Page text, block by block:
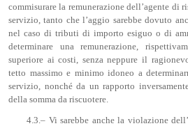
commisurare la remunerazione dell’agente di
servizio, tanto che l’aggio sarebbe dovuto
nel caso di tributi di importo esiguo o di
determinare una remunerazione,
superiore ai costi, senza neppure il
tetto massimo e minimo idoneo a
servizio, nonché da un rapporto
della somma da riscuotere.
4.3.– Vi sarebbe anche la violazione